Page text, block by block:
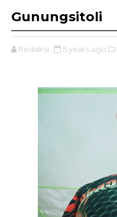
Gunungsitoli
Redaksi 5 years ago